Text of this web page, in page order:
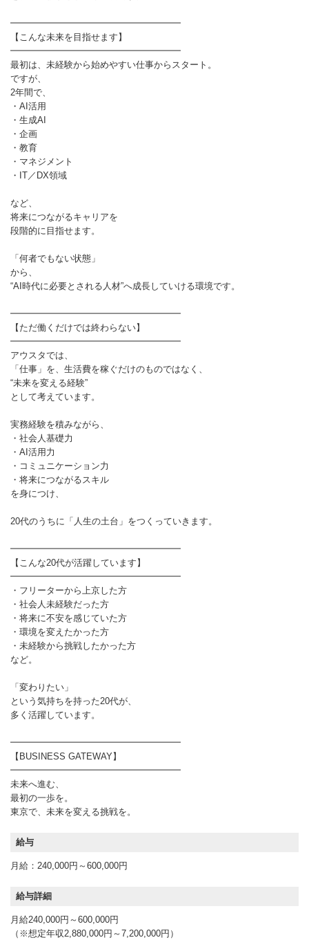
━━━━━━━━━━━━━━━━━━━
【こんな未来を目指せます】
━━━━━━━━━━━━━━━━━━━
最初は、未経験から始めやすい仕事からスタート。
ですが、
2年間で、
・AI活用
・生成AI
・企画
・教育
・マネジメント
・IT／DX領域
など、
将来につながるキャリアを
段階的に目指せます。
「何者でもない状態」
から、
“AI時代に必要とされる人材”へ成長していける環境です。
━━━━━━━━━━━━━━━━━━━
【ただ働くだけでは終わらない】
━━━━━━━━━━━━━━━━━━━
アウスタでは、
「仕事」を、生活費を稼ぐだけのものではなく、
“未来を変える経験”
として考えています。
実務経験を積みながら、
・社会人基礎力
・AI活用力
・コミュニケーション力
・将来につながるスキル
を身につけ、
20代のうちに「人生の土台」をつくっていきます。
━━━━━━━━━━━━━━━━━━━
【こんな20代が活躍しています】
━━━━━━━━━━━━━━━━━━━
・フリーターから上京した方
・社会人未経験だった方
・将来に不安を感じていた方
・環境を変えたかった方
・未経験から挑戦したかった方
など。
「変わりたい」
という気持ちを持った20代が、
多く活躍しています。
━━━━━━━━━━━━━━━━━━━
【BUSINESS GATEWAY】
━━━━━━━━━━━━━━━━━━━
未来へ進む、
最初の一歩を。
東京で、未来を変える挑戦を。
給与
月給：240,000円～600,000円
給与詳細
月給240,000円～600,000円
（※想定年収2,880,000円～7,200,000円）